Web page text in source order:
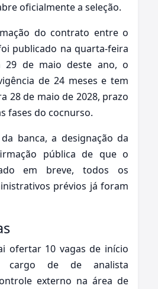
oficialmente a seleção.
do contrato entre o
publicado na quarta-feira
29 de maio deste ano, o
de 24 meses e tem
28 de maio de 2028, prazo
fases do cocnurso.
banca, a designação da
pública de que o
em breve, todos os
prévios já foram
ofertar 10 vagas de início
cargo de de analista
externo na área de